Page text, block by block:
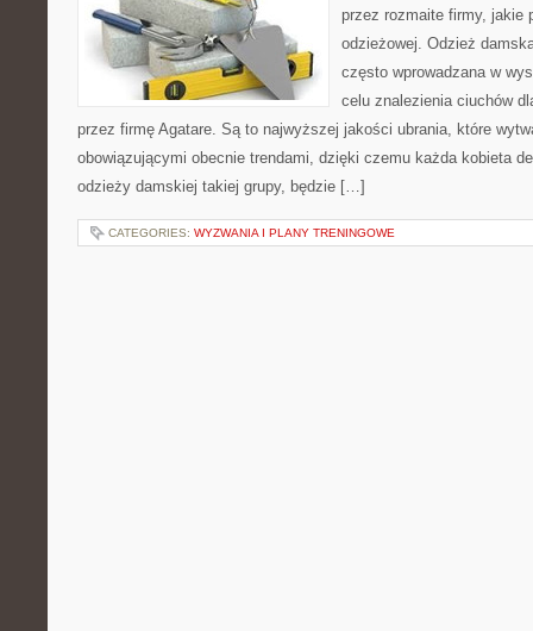
przez rozmaite firmy, jakie
odzieżowej. Odzież
często wprowadzana w
celu znalezienia ciuchów
przez firmę Agatare. Są to najwyższej jakości ubrania, które
obowiązującymi obecnie trendami, dzięki czemu każda kobieta
odzieży damskiej takiej grupy, będzie […]
CATEGORIES: WYZWANIA I PLANY TRENINGOWE